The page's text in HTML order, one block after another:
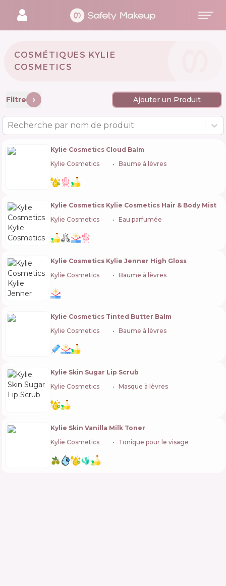
COSMÉTIQUES KYLIE
COSMETICS 🇺🇸
Filtre Ajouter un Produit
Recherche par nom de produit
Kylie Cosmetics Cloud Balm
Kylie Cosmetics
Baume à lèvres
Kylie Cosmetics Kylie Cosmetics Hair & Body Mist
Kylie Cosmetics
Eau parfumée
Kylie Cosmetics Kylie Jenner High Gloss
Kylie Cosmetics
Baume à lèvres
Kylie Cosmetics Tinted Butter Balm
Kylie Cosmetics
Baume à lèvres
Kylie Skin Sugar Lip Scrub
Kylie Cosmetics
Masque à lèvres
Kylie Skin Vanilla Milk Toner
Kylie Cosmetics
Tonique pour le visage